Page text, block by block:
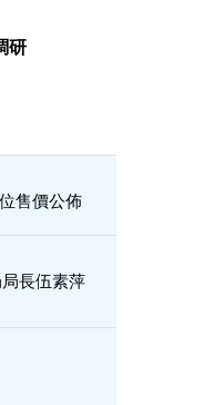
研
售價公佈
長伍素萍